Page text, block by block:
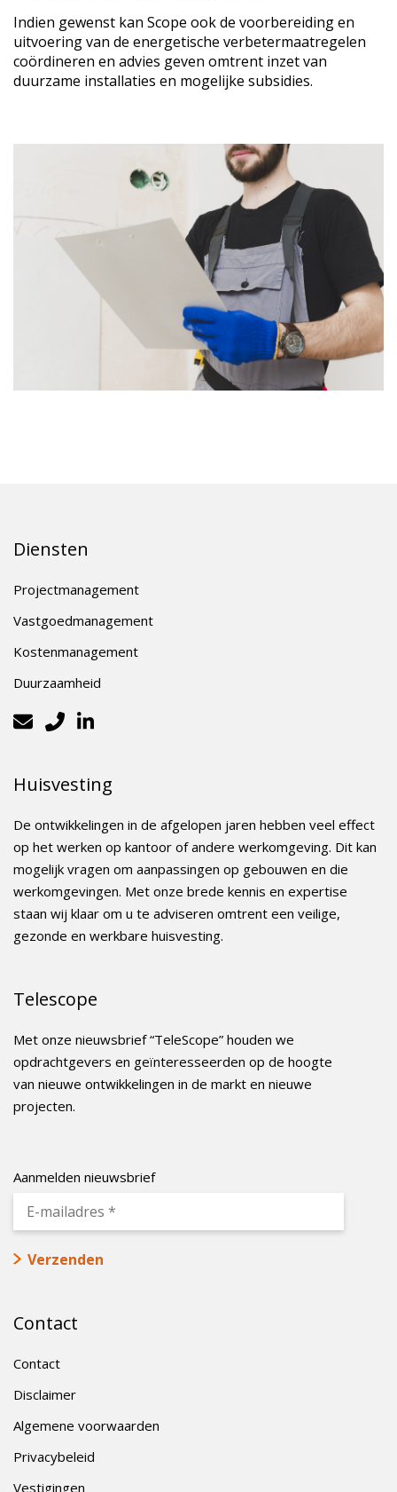
Indien gewenst kan Scope ook de voorbereiding en
uitvoering van de energetische verbetermaatregelen
coördineren en advies geven omtrent inzet van
duurzame installaties en mogelijke subsidies.
Diensten
Projectmanagement
Vastgoedmanagement
Kostenmanagement
Duurzaamheid
Huisvesting
De ontwikkelingen in de afgelopen jaren hebben veel effect
op het werken op kantoor of andere werkomgeving. Dit kan
mogelijk vragen om aanpassingen op gebouwen en die
werkomgevingen. Met onze brede kennis en expertise
staan wij klaar om u te adviseren omtrent een veilige,
gezonde en werkbare huisvesting.
Telescope
Met onze nieuwsbrief “TeleScope” houden we
opdrachtgevers en geïnteresseerden op de hoogte
van nieuwe ontwikkelingen in de markt en nieuwe
projecten.
Aanmelden nieuwsbrief
Contact
Contact
Disclaimer
Algemene voorwaarden
Privacybeleid
Vestigingen